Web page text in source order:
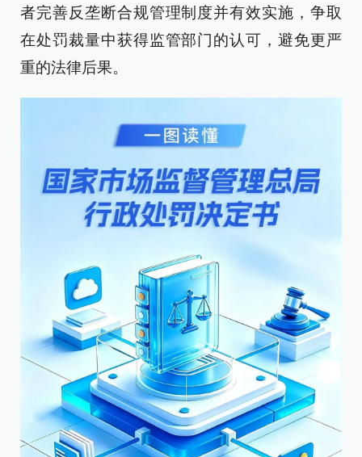
者完善反垄断合规管理制度并有效实施，争取
在处罚裁量中获得监管部门的认可，避免更严
重的法律后果。